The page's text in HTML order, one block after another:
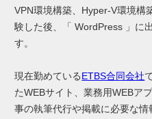
VPN環境構築、Hyper-V環境構
験した後、「 WordPress 」に
す。
現在勤めているETBS合同会社
たWEBサイト、業務用WEBア
事の執筆代行や掲載に必要な